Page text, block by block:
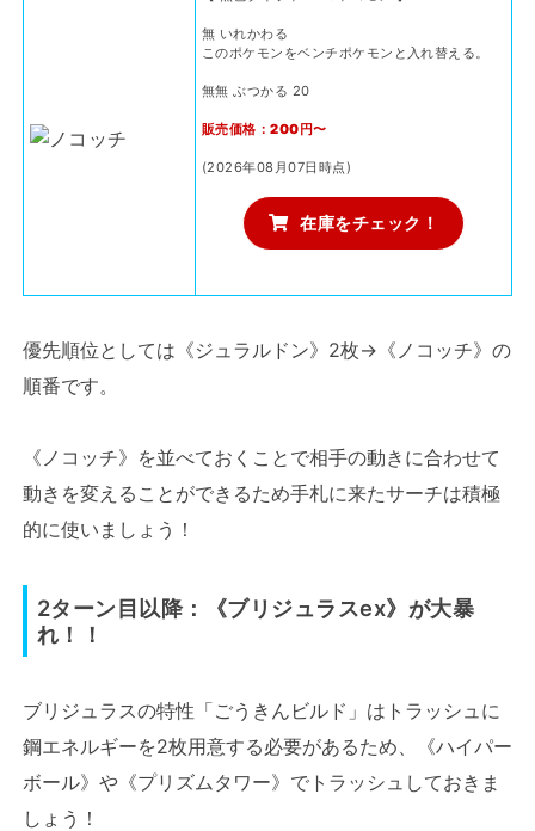
無 いれかわる
このポケモンをベンチポケモンと入れ替える。
無無 ぶつかる 20
販売価格：200円〜
(2026年08月07日時点)
在庫をチェック！
優先順位としては《ジュラルドン》2枚→《ノコッチ》の
順番です。
《ノコッチ》を並べておくことで相手の動きに合わせて
動きを変えることができるため手札に来たサーチは積極
的に使いましょう！
2ターン目以降：《ブリジュラスex》が大暴
れ！！
ブリジュラスの特性「ごうきんビルド」はトラッシュに
鋼エネルギーを2枚用意する必要があるため、《ハイパー
ボール》や《プリズムタワー》でトラッシュしておきま
しょう！